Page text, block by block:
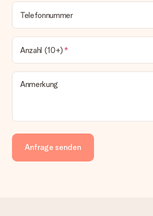
bleibt eine echte Überraschung!
Telefonnummer
Anzahl (10+)
Anmerkung
Anfrage senden